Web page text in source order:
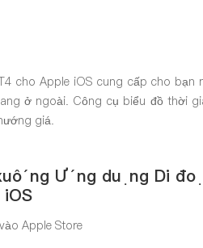
cho Apple iOS cung cấp cho
ở ngoài. Công cụ biểu đồ thời
giá.
Ứng dụng Di
Apple Store